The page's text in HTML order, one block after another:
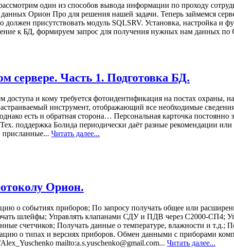
один из способов вывода информации по проходу
Орион Про для решения нашей задачи. Теперь займемся
присутствовать модуль SQLSRV. Установка, настройка и
к БД, формируем запрос для получения нужных нам данных по
сервере. Часть 1. Подготовка БД.
и кому требуется фотоидентификация на постах охраны,
инструмент, отображающий все необходимые
есть и обратная сторона… Персональная карточка постоянно
поддержка Болида периодически даёт разные рекомендации
присланные... Читать далее...
Орион.
о событиях приборов; По запросу получать общее или
шлейфы; Управлять клапанами СДУ и ПДВ через С2000-СП4;
счетчиков; Получать данные о температуре, влажности и т.д.;
о типах и версиях приборов. Обмен данными с приборами
mailto:a.s.yuschenko@gmail.com... Читать далее...